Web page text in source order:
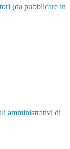
(da pubblicare in
amministrativi di